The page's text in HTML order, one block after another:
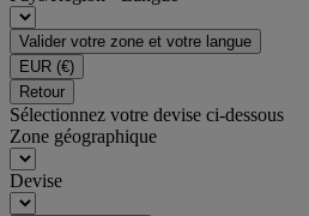
Valider votre zone et votre langue
EUR (€)
Retour
Sélectionnez votre devise ci-dessous
Zone géographique
Devise